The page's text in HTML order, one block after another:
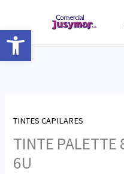
Abrir barra de herramientas
contenido
TINTES CAPILARES
TINTE PALETTE
6U